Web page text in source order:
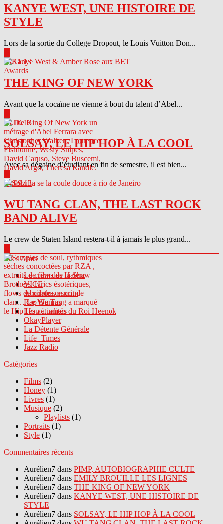
KANYE WEST, UNE HISTOIRE DE
STYLE
Lors de la sortie du College Dropout, le Louis Vuitton Don...
04.11.13
THE KING OF NEW YORK
Avant que la cocaïne ne vienne à bout du talent d’Abel...
04.10.13
SOLSAY, LE HIP HOP À LA COOL
Avec sa dégaine d’étudiant en fin de semestre, il est bien...
04.09.13
WU TANG CLAN, THE LAST ROCK
BAND ALIVE
Le crew de Staten Island restera-t-il à jamais le plus grand...
Sites Amis
Le crew des Haterz
VICE
Abcdrduson.com
Rap Genius
Les actualités du Roi Heenok
OkayPlayer
La Détente Générale
Life+Times
Jazz Radio
Catégories
Films (2)
Honey (1)
Livres (1)
Musique (2)
Playlists (1)
Portraits (1)
Style (1)
Commentaires récents
Aurélien7 dans PIMP, AUTOBIOGRAPHIE CULTE
Aurélien7 dans EMILY BROUILLE LES LIGNES
Aurélien7 dans THE KING OF NEW YORK
Aurélien7 dans KANYE WEST, UNE HISTOIRE DE
STYLE
Aurélien7 dans SOLSAY, LE HIP HOP À LA COOL